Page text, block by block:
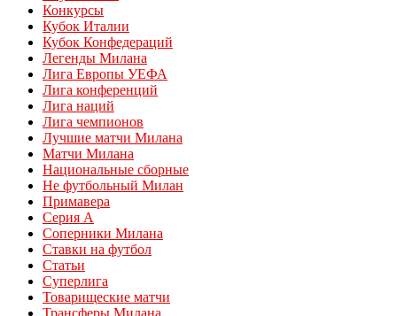
Конкурсы
Кубок Италии
Кубок Конфедераций
Легенды Милана
Лига Европы УЕФА
Лига конференций
Лига наций
Лига чемпионов
Лучшие матчи Милана
Матчи Милана
Национальные сборные
Не футбольный Милан
Примавера
Серия А
Соперники Милана
Ставки на футбол
Статьи
Суперлига
Товарищеские матчи
Трансферы Милана